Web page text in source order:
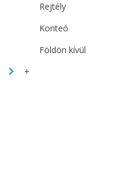
Rejtély
Konteó
Földön kívül
+